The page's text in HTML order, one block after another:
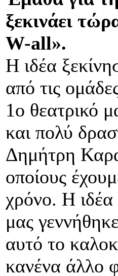
ξεκινάει
W-all».
Η ιδέα
από τις
1ο θεατρικό
και πολύ
Δημήτρη
οποίους
χρόνο. Η ιδέα
μας
αυτό το
κανένα άλλο